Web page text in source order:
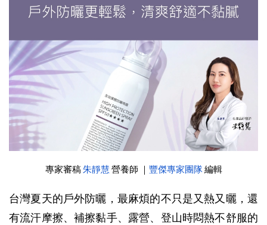
專家審稿 朱靜慧 營養師 ｜ 豐傑專家團隊編輯
台灣夏天的戶外防曬，最麻煩的不只是又熱又曬，還
有流汗摩擦、補擦黏手、露營、登山時悶熱不舒服的